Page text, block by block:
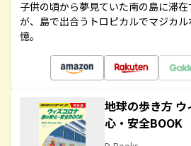
子供の頃から夢見ていた南の島に滞
が、島で出合うトロピカルでマジカ
憶。
地球の歩き方
心・安全BOOK